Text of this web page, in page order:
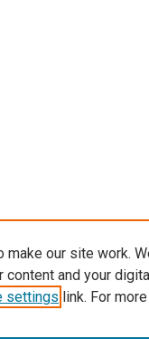
our site work.
and your
settings link. For